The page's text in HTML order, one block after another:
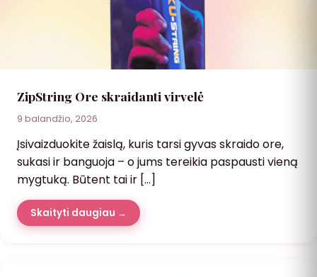
ZipString Ore skraidanti virvelė
9 balandžio, 2026
Įsivaizduokite žaislą, kuris tarsi gyvas skraido ore,
sukasi ir banguoja – o jums tereikia paspausti vieną
mygtuką. Būtent tai ir […]
Skaityti daugiau →